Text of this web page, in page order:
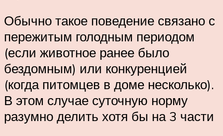
Обычно такое поведение связано с
пережитым голодным периодом
(если животное ранее было
бездомным) или конкуренцией
(когда питомцев в доме несколько).
В этом случае суточную норму
разумно делить хотя бы на 3 части